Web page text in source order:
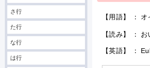
さ行
た行
な行
は行
【用語】 ：
【読み】 ：
【英語】 ：